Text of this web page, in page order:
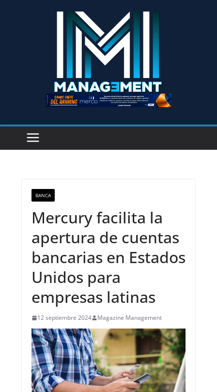
BANCA
Mercury facilita la
apertura de cuentas
bancarias en Estados
Unidos para
empresas latinas
12 septiembre 2024 Magazine Management